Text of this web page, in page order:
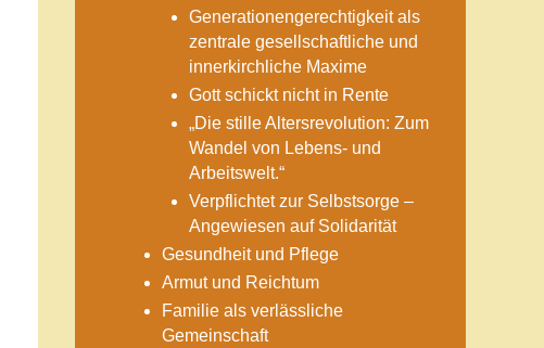
Generationengerechtigkeit als
zentrale gesellschaftliche und
innerkirchliche Maxime
Gott schickt nicht in Rente
„Die stille Altersrevolution: Zum
Wandel von Lebens- und
Arbeitswelt.“
Verpflichtet zur Selbstsorge –
Angewiesen auf Solidarität
Gesundheit und Pflege
Armut und Reichtum
Familie als verlässliche
Gemeinschaft